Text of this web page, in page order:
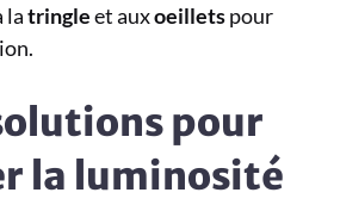
latringleet auxoeilletspour
pour
la luminosité